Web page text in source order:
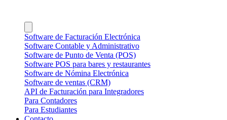
Software de Facturación Electrónica
Software Contable y Administrativo
Software de Punto de Venta (POS)
Software POS para bares y restaurantes
Software de Nómina Electrónica
Software de ventas (CRM)
API de Facturación para Integradores
Para Contadores
Para Estudiantes